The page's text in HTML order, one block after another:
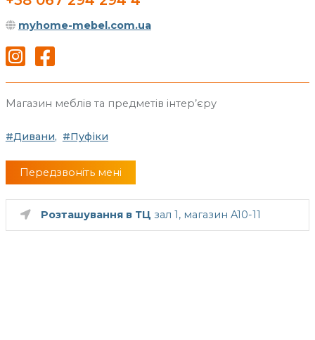
myhome-mebel.com.ua
Магазин меблів та предметів інтер’єру
Дивани Пуфіки
Передзвоніть мені
Розташування в ТЦ зал 1, магазин A10-11